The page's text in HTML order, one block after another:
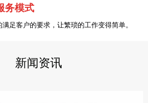
务模式
足客户的要求，让繁琐的工作变得简单。
新闻资讯